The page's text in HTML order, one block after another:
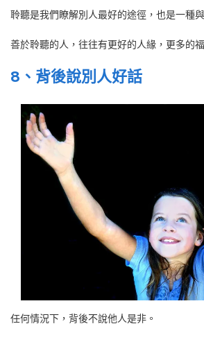
聆聽是我們瞭解別人最好的途徑，也是一種
善於聆聽的人，往往有更好的人緣，更多的福
8、背後說別人好話
任何情況下，背後不說他人是非。